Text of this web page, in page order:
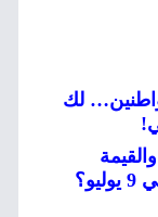
لك
المتوقعة.. هل أنت من المستفيدين في 9 يوليو؟